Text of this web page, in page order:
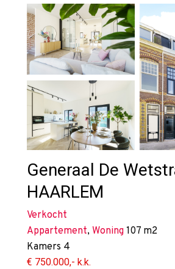
Generaal De
HAARLEM
Verkocht
Appartement, Woning 107 m2
Kamers 4
€ 750.000,- k.k.